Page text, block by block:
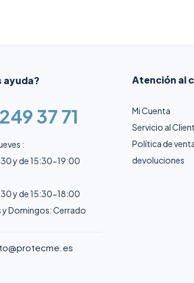
ayuda?
37 71
:
y de 15:30-19:00
y de 15:30-18:00
y Domingos: Cerrado
Atención al
Mi Cuenta
Servicio al
Política de
devoluciones